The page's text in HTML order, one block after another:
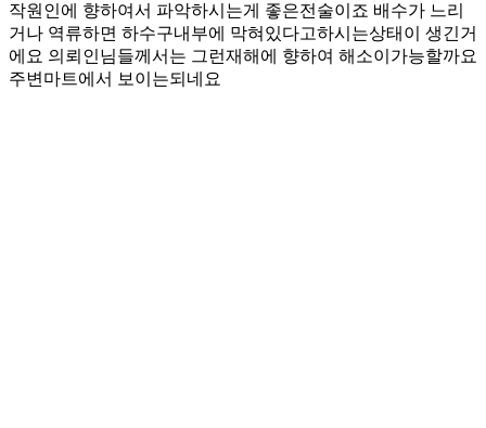
작원인에 향하여서 파악하시는게 좋은전술이죠 배수가 느리
거나 역류하면 하수구내부에 막혀있다고하시는상태이 생긴거
에요 의뢰인님들께서는 그런재해에 향하여 해소이가능할까요
주변마트에서 보이는되네요